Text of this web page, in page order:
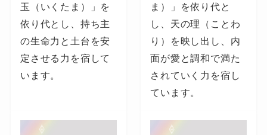
玉（いくたま）」を
依り代とし、持ち主
の生命力と土台を安
定させる力を宿して
います。
ま）」を依り代と
し、天の理（ことわ
り）を映し出し、内
面が愛と調和で満た
されていく力を宿し
ています。